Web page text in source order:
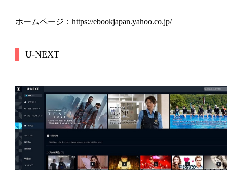
ホームページ：https://ebookjapan.yahoo.co.jp/
U-NEXT